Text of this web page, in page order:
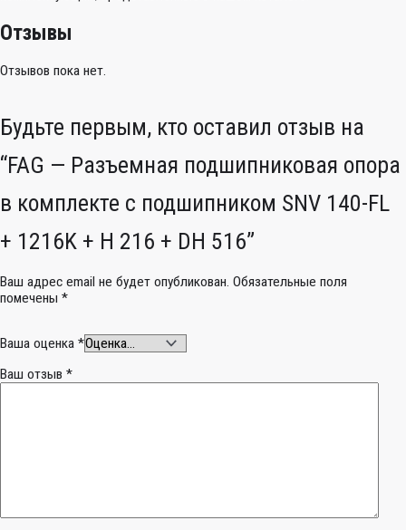
Отзывы
Отзывов пока нет.
Будьте первым, кто оставил отзыв на
“FAG — Разъемная подшипниковая опора
в комплекте с подшипником SNV 140-FL
+ 1216K + H 216 + DH 516”
Ваш адрес email не будет опубликован. Обязательные поля
помечены *
Ваша оценка *
Ваш отзыв *